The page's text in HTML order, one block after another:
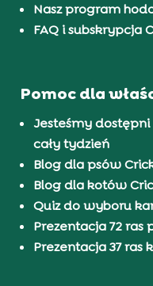
Nasz program
FAQ i subskrypcja
Pomoc dla
Jesteśmy
cały tydzień
Blog dla psów
Blog dla kotów
Quiz do wyboru
Prezentacja 72 ras
Prezentacja 37 ras